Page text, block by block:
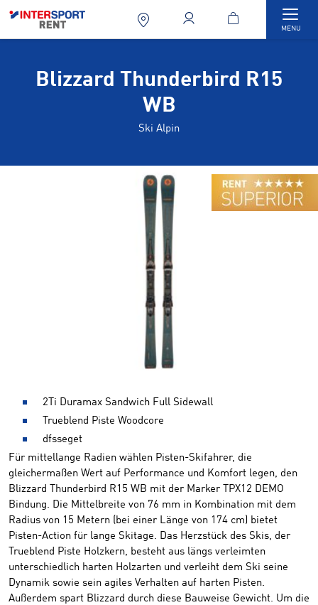
MENU
Blizzard Thunderbird R15
WB
Ski Alpin
2Ti Duramax Sandwich Full Sidewall
Trueblend Piste Woodcore
dfsseget
Für mittellange Radien wählen Pisten-Skifahrer, die
gleichermaßen Wert auf Performance und Komfort legen, den
Blizzard Thunderbird R15 WB mit der Marker TPX12 DEMO
Bindung. Die Mittelbreite von 76 mm in Kombination mit dem
Radius von 15 Metern (bei einer Länge von 174 cm) bietet
Pisten-Action für lange Skitage. Das Herzstück des Skis, der
Trueblend Piste Holzkern, besteht aus längs verleimten
unterschiedlich harten Holzarten und verleiht dem Ski seine
Dynamik sowie sein agiles Verhalten auf harten Pisten.
Außerdem spart Blizzard durch diese Bauweise Gewicht. Um die